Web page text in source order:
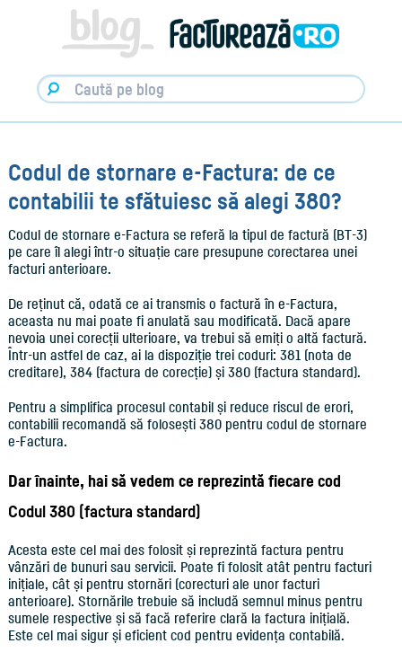
Factureaza.ro
Codul de stornare e-Factura: de ce
contabilii te sfătuiesc să alegi 380?
Codul de stornare e-Factura se referă la tipul de factură (BT-3)
pe care îl alegi într-o situație care presupune corectarea unei
facturi anterioare.
De reținut că, odată ce ai transmis o factură în e-Factura,
aceasta nu mai poate fi anulată sau modificată. Dacă apare
nevoia unei corecții ulterioare, va trebui să emiți o altă factură.
Într-un astfel de caz, ai la dispoziție trei coduri: 381 (nota de
creditare), 384 (factura de corecție) și 380 (factura standard).
Pentru a simplifica procesul contabil și reduce riscul de erori,
contabilii recomandă să folosești 380 pentru codul de stornare
e-Factura.
Dar înainte, hai să vedem ce reprezintă fiecare cod
Codul 380 (factura standard)
Acesta este cel mai des folosit și reprezintă factura pentru
vânzări de bunuri sau servicii. Poate fi folosit atât pentru facturi
inițiale, cât și pentru stornări (corecturi ale unor facturi
anterioare). Stornările trebuie să includă semnul minus pentru
sumele respective și să facă referire clară la factura inițială.
Este cel mai sigur și eficient cod pentru evidența contabilă.